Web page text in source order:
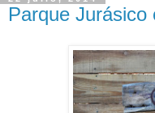
Parque Jurásico